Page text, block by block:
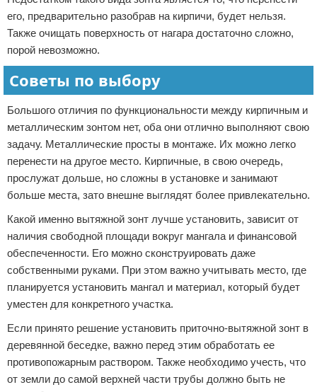
его, предварительно разобрав на кирпичи, будет нельзя.
Также очищать поверхность от нагара достаточно сложно,
порой невозможно.
Советы по выбору
Большого отличия по функциональности между кирпичным и
металлическим зонтом нет, оба они отлично выполняют свою
задачу. Металлические просты в монтаже. Их можно легко
перенести на другое место. Кирпичные, в свою очередь,
прослужат дольше, но сложны в установке и занимают
больше места, зато внешне выглядят более привлекательно.
Какой именно вытяжной зонт лучше установить, зависит от
наличия свободной площади вокруг мангала и финансовой
обеспеченности. Его можно сконструировать даже
собственными руками. При этом важно учитывать место, где
планируется установить мангал и материал, который будет
уместен для конкретного участка.
Если принято решение установить приточно-вытяжной зонт в
деревянной беседке, важно перед этим обработать ее
противопожарным раствором. Также необходимо учесть, что
от земли до самой верхней части трубы должно быть не